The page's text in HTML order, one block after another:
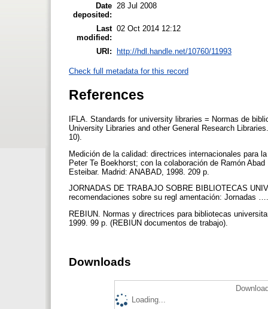
Date
deposited:
28 Jul 2008
Last
modified:
02 Oct 2014 12:12
URI: http://hdl.handle.net/10760/11993
Check full metadata for this record
References
IFLA. Standards for university libraries = Normas de
University Libraries and other General Research
10).
Medición de la calidad: directrices internacionales para
Peter Te Boekhorst; con la colaboración de Ramón
Esteibar. Madrid: ANABAD, 1998. 209 p.
JORNADAS DE TRABAJO SOBRE BIBLIOTECAS
recomendaciones sobre su regl amentación: Jornadas
REBIUN. Normas y directrices para bibliotecas
1999. 99 p. (REBIUN documentos de trabajo).
Downloads
Loading...